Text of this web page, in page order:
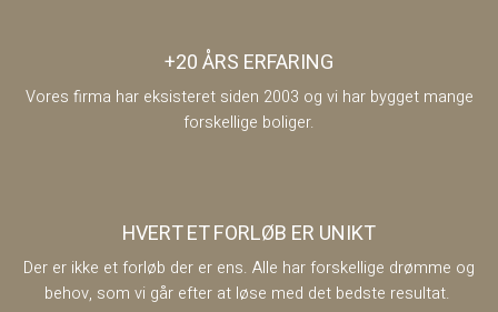
+20 ÅRS ERFARING
Vores firma har eksisteret siden 2003 og vi har bygget mange
forskellige boliger.
HVERT ET FORLØB ER UNIKT
Der er ikke et forløb der er ens. Alle har forskellige drømme og
behov, som vi går efter at løse med det bedste resultat.